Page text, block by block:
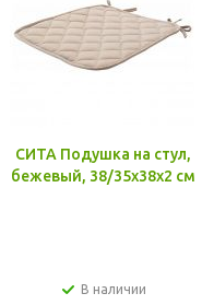
СИТА Подушка на стул,
бежевый, 38/35x38x2 см
В наличии